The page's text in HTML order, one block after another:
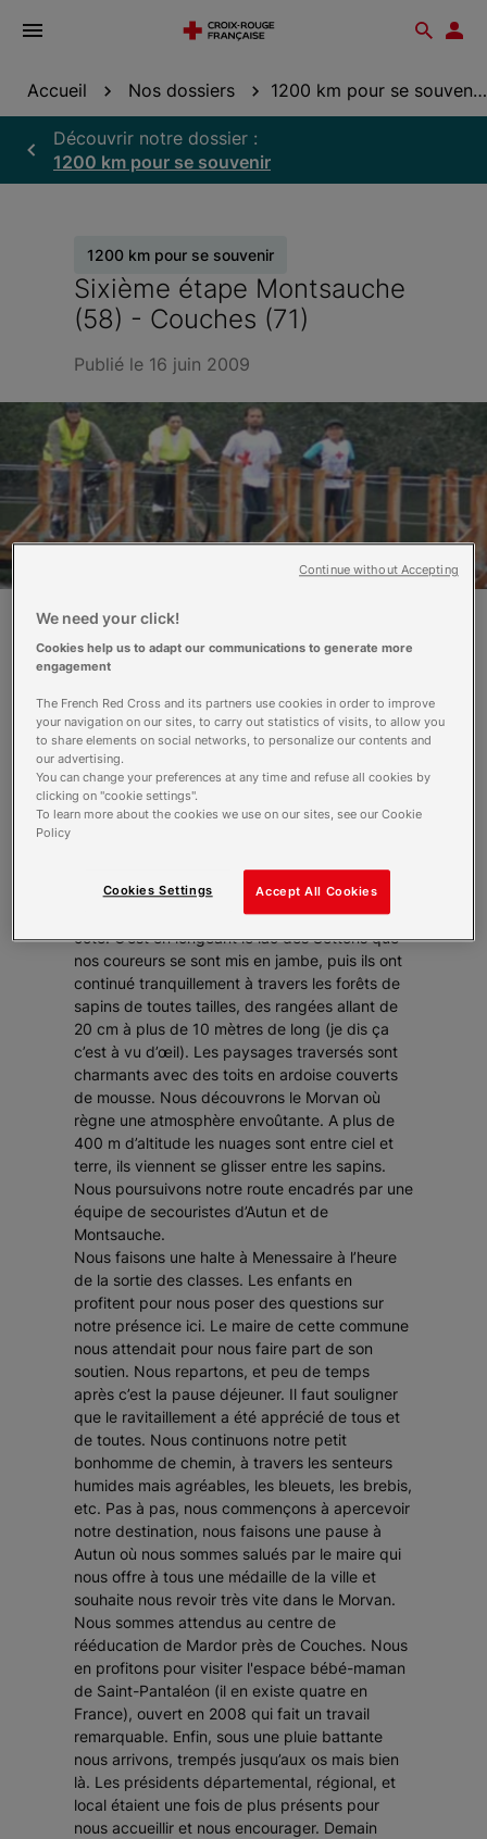
Ouvrir
Accueil Nos dossiers 1200 km pour se souvenir
Découvrir notre dossier :
1200 km pour se souvenir
1200 km pour se souvenir
Sixième étape Montsauche
(58) - Couches (71)
Publié le 16 juin 2009
Notre course continue, cette fois ci c'est
sous un déluge que nos coureurs ont
bravé cette sixième étape. Cette journée
est sans doute la plus mouillée que l'on
ait pu avoir sur la course, mais nos
coureurs n'ont rien lâché et ont
persévéré sur les 46 km de l'étape.
déjeuner copieux a donné des forces à notre
nouvelle équipe de coureurs. On ne peut pas le
nier, le ciel n’était franchement pas de notre
côté. C’est en longeant le lac des Settons que
nos coureurs se sont mis en jambe, puis ils ont
continué tranquillement à travers les forêts de
sapins de toutes tailles, des rangées allant de
20 cm à plus de 10 mètres de long (je dis ça
c’est à vu d’œil). Les paysages traversés sont
charmants avec des toits en ardoise couverts
de mousse. Nous découvrons le Morvan où
règne une atmosphère envoûtante. A plus de
400 m d’altitude les nuages sont entre ciel et
terre, ils viennent se glisser entre les sapins.
Nous poursuivons notre route encadrés par une
équipe de secouristes d’Autun et de
Montsauche.
Nous faisons une halte à Menessaire à l’heure
de la sortie des classes. Les enfants en
profitent pour nous poser des questions sur
notre présence ici. Le maire de cette commune
nous attendait pour nous faire part de son
soutien. Nous repartons, et peu de temps
après c’est la pause déjeuner. Il faut souligner
que le ravitaillement a été apprécié de tous et
de toutes. Nous continuons notre petit
bonhomme de chemin, à travers les senteurs
humides mais agréables, les bleuets, les brebis,
etc. Pas à pas, nous commençons à apercevoir
notre destination, nous faisons une pause à
Autun où nous sommes salués par le maire qui
nous offre à tous une médaille de la ville et
souhaite nous revoir très vite dans le Morvan.
Nous sommes attendus au centre de
rééducation de Mardor près de Couches. Nous
en profitons pour visiter l'espace bébé-maman
de Saint-Pantaléon (il en existe quatre en
France), ouvert en 2008 qui fait un travail
remarquable. Enfin, sous une pluie battante
nous arrivons, trempés jusqu’aux os mais bien
là. Les présidents départemental, régional, et
local étaient une fois de plus présents pour
nous accueillir et nous encourager. Demain
We need your click!
Cookies help us to adapt our communications to generate more
engagement
The French Red Cross and its partners use cookies in order to improve
your navigation on our sites, to carry out statistics of visits, to allow you
to share elements on social networks, to personalize our contents and
our advertising.
You can change your preferences at any time and refuse all cookies by
clicking on "cookie settings".
To learn more about the cookies we use on our sites, see our Cookie
Policy
Accept All Cookies
Cookies Settings
Continue without Accepting